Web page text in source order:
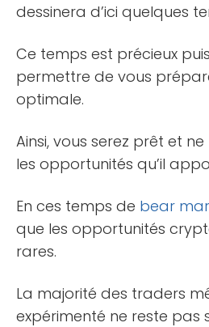
dessinera d’ici quelques
Ce temps est précieux
permettre de vous
optimale.
Ainsi, vous serez prêt et
les opportunités qu’il
En ces temps de bear
que les opportunités
rares.
La majorité des traders
expérimenté ne reste pas